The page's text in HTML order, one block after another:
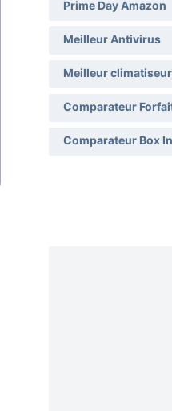
Prime Day Amazon
Meilleur Antivirus
Meilleur climatiseur
Comparateur
Comparateur Box